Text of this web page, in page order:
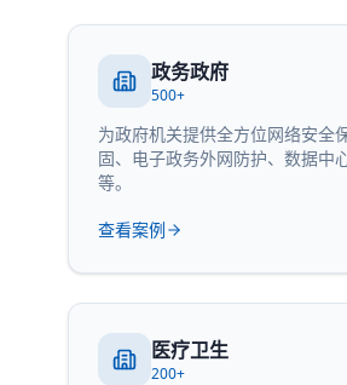
政务政府
500+
为政府机关提供全方位网络安全
固、电子政务外网防护、数据中
等。
查看案例
医疗卫生
200+